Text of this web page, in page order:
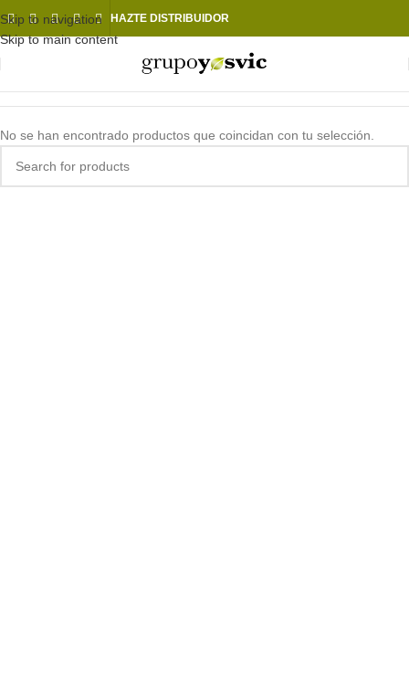
Skip to navigation
Skip to main content
HAZTE DISTRIBUIDOR
No se han encontrado productos que coincidan con tu selección.